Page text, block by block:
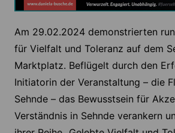
Am 29.02.2024 demonstrierten
für Vielfalt und Toleranz auf dem
Marktplatz. Beflügelt durch den
Initiatorin der Veranstaltung – die
Sehnde – das Bewusstsein für
Verständnis in Sehnde verankern